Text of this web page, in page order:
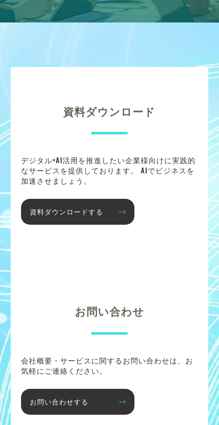
資料ダウンロード
デジタル×AI活用を推進したい企業様向けに実践的
なサービスを提供しております。 AIでビジネスを
加速させましょう。
資料ダウンロードする
お問い合わせ
会社概要・サービスに関するお問い合わせは、お
気軽にご連絡ください。
お問い合わせする